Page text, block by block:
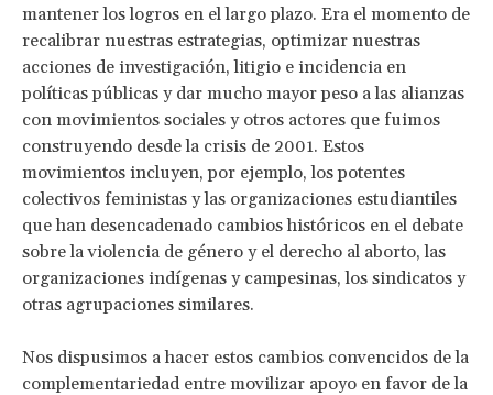
mantener los logros en el largo plazo. Era el momento de
recalibrar nuestras estrategias, optimizar nuestras
acciones de investigación, litigio e incidencia en
políticas públicas y dar mucho mayor peso a las alianzas
con movimientos sociales y otros actores que fuimos
construyendo desde la crisis de 2001. Estos
movimientos incluyen, por ejemplo, los potentes
colectivos feministas y las organizaciones estudiantiles
que han desencadenado cambios históricos en el debate
sobre la violencia de género y el derecho al aborto, las
organizaciones indígenas y campesinas, los sindicatos y
otras agrupaciones similares.
Nos dispusimos a hacer estos cambios convencidos de la
complementariedad entre movilizar apoyo en favor de la